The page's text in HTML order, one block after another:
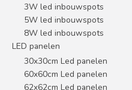
3W led inbouwspots
5W led inbouwspots
8W led inbouwspots
LED panelen
30x30cm Led panelen
60x60cm Led panelen
62x62cm Led panelen